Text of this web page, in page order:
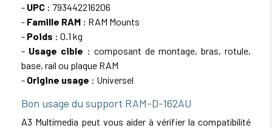
- UPC : 793442216206
- Famille RAM : RAM Mounts
- Poids : 0.1 kg
- Usage cible : composant de montage, bras, rotule,
base, rail ou plaque RAM
- Origine usage : Universel
Bon usage du support RAM-D-162AU
A3 Multimedia peut vous aider à vérifier la compatibilité